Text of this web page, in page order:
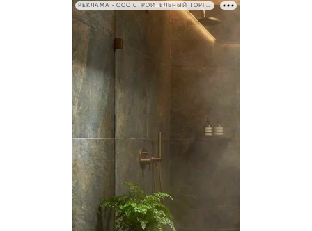
РЕКЛАМА • ООО СТРОИТЕЛЬНЫЙ ТОРГОВЫЙ ДОМ «ПЕТРОВИЧ». ИНН: 7802348846